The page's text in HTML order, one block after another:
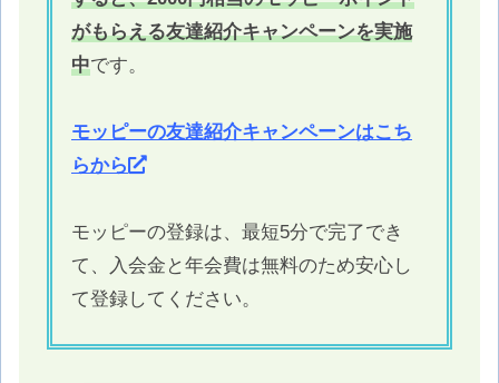
がもらえる友達紹介キャンペーンを実施
中です。
モッピーの友達紹介キャンペーンはこち
らから
モッピーの登録は、最短5分で完了でき
て、入会金と年会費は無料のため安心し
て登録してください。